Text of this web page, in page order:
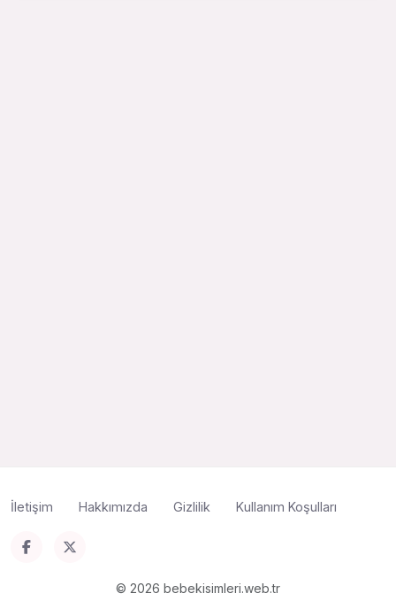
İletişim Hakkımızda Gizlilik Kullanım Koşulları
© 2026 bebekisimleri.web.tr